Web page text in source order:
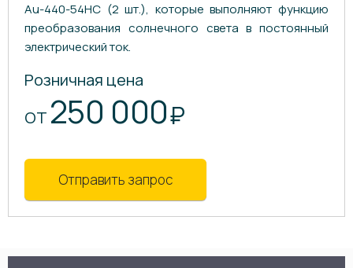
Au-440-54HC (2 шт.), которые выполняют функцию
преобразования солнечного света в постоянный
электрический ток.
Розничная цена
ОТ 250 000₽
Отправить запрос